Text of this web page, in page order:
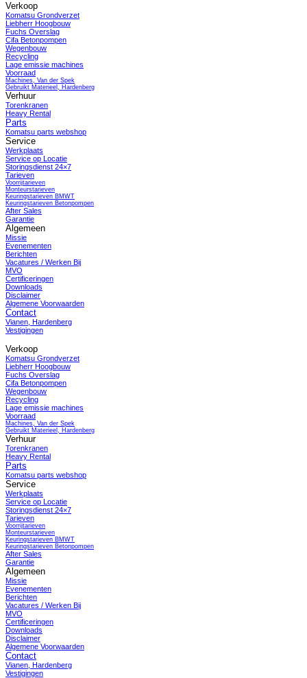
Verkoop
Komatsu Grondverzet
Liebherr Hoogbouw
Fuchs Overslag
Cifa Betonpompen
Wegenbouw
Recycling
Lage emissie machines
Voorraad
Machines, Van der Spek
Gebruikt Materieel, Hardenberg
Verhuur
Torenkranen
Heavy Rental
Parts
Komatsu parts webshop
Service
Werkplaats
Service op Locatie
Storingsdienst 24×7
Tarieven
Voorrijtarieven
Monteurstarieven
Keuringstarieven BMWT
Keuringstarieven Betonpompen
After Sales
Garantie
Algemeen
Missie
Evenementen
Berichten
Vacatures / Werken Bij
MVO
Certificeringen
Downloads
Disclaimer
Algemene Voorwaarden
Contact
Vianen, Hardenberg
Vestigingen
Verkoop
Komatsu Grondverzet
Liebherr Hoogbouw
Fuchs Overslag
Cifa Betonpompen
Wegenbouw
Recycling
Lage emissie machines
Voorraad
Machines, Van der Spek
Gebruikt Materieel, Hardenberg
Verhuur
Torenkranen
Heavy Rental
Parts
Komatsu parts webshop
Service
Werkplaats
Service op Locatie
Storingsdienst 24×7
Tarieven
Voorrijtarieven
Monteurstarieven
Keuringstarieven BMWT
Keuringstarieven Betonpompen
After Sales
Garantie
Algemeen
Missie
Evenementen
Berichten
Vacatures / Werken Bij
MVO
Certificeringen
Downloads
Disclaimer
Algemene Voorwaarden
Contact
Vianen, Hardenberg
Vestigingen